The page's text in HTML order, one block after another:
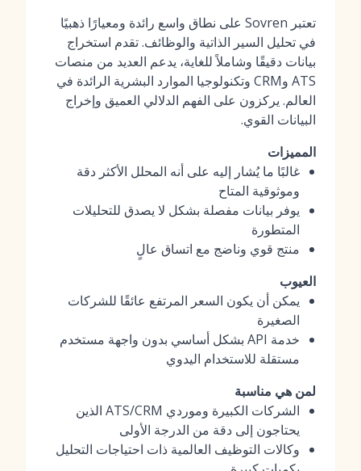
تعتبر Sovren على نطاق واسع رائدة ومعيارًا ذهبيًا
في تحليل السير الذاتية والوظائف. تقدم استخراج
بيانات دقيقًا وشاملاً للغاية، يدعم العديد من منصات
ATS وCRM وتكنولوجيا الموارد البشرية الرائدة في
العالم. يركزون على الفهم الدلالي العميق وإخراج
البيانات القوي.
المميزات
غالبًا ما يُشار إليه على أنه المحلل الأكثر دقة
وموثوقية المتاح
يوفر بيانات مفصلة بشكل لا يصدق للتحليلات
المتطورة
منتج قوي وناضج مع اتساق عالٍ
العيوب
يمكن أن يكون السعر المرتفع عائقًا للشركات
الصغيرة
خدمة API بشكل أساسي بدون واجهة مستخدم
مستقلة للاستخدام اليدوي
لمن هي مناسبة
الشركات الكبيرة وموردي ATS/CRM الذين
يحتاجون إلى دقة من الدرجة الأولى
وكالات التوظيف العالمية ذات احتياجات التحليل